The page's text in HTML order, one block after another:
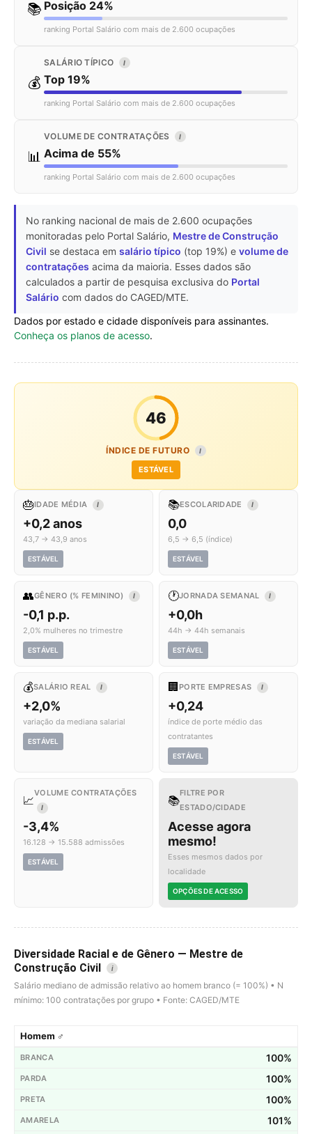
📚 Posição 24%
ranking Portal Salário com mais de 2.600 ocupações
💰
SALÁRIO TÍPICO I
Top 19%
ranking Portal Salário com mais de 2.600 ocupações
📊
VOLUME DE CONTRATAÇÕES I
Acima de 55%
ranking Portal Salário com mais de 2.600 ocupações
No ranking nacional de mais de 2.600 ocupações
monitoradas pelo Portal Salário, Mestre de Construção
Civil se destaca em salário típico (top 19%) e volume de
contratações acima da maioria. Esses dados são
calculados a partir de pesquisa exclusiva do Portal
Salário com dados do CAGED/MTE.
Dados por estado e cidade disponíveis para assinantes.
Conheça os planos de acesso.
46
ÍNDICE DE FUTURO I
ESTÁVEL
🎂IDADE MÉDIA I
+0,2 anos
43,7 → 43,9 anos
ESTÁVEL
📚ESCOLARIDADE I
0,0
6,5 → 6,5 (índice)
ESTÁVEL
👥GÊNERO (% FEMININO) I
-0,1 p.p.
2,0% mulheres no trimestre
ESTÁVEL
🕐JORNADA SEMANAL I
+0,0h
44h → 44h semanais
ESTÁVEL
💰SALÁRIO REAL I
+2,0%
variação da mediana salarial
ESTÁVEL
🏢 PORTE EMPRESAS I
+0,24
índice de porte médio das
contratantes
ESTÁVEL
📈
VOLUME CONTRATAÇÕES
I
-3,4%
16.128 → 15.588 admissões
ESTÁVEL
📚
FILTRE POR
ESTADO/CIDADE
Acesse agora
mesmo!
Esses mesmos dados por
localidade
OPÇÕES DE ACESSO
Diversidade Racial e de Gênero — Mestre de
Construção Civil
i
Salário mediano de admissão relativo ao homem branco (= 100%) • N
mínimo: 100 contratações por grupo • Fonte: CAGED/MTE
Homem ♂
100%
100%
100%
101%